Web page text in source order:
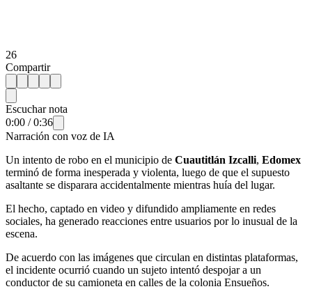
26
Compartir
Escuchar nota
0:00 /0:36
Narración con voz de IA
Un intento de robo en el municipio de Cuautitlán Izcalli, Edomex
terminó de forma inesperada y violenta, luego de que el supuesto
asaltante se disparara accidentalmente mientras huía del lugar.
El hecho, captado en video y difundido ampliamente en redes
sociales, ha generado reacciones entre usuarios por lo inusual de la
escena.
De acuerdo con las imágenes que circulan en distintas plataformas,
el incidente ocurrió cuando un sujeto intentó despojar a un
conductor de su camioneta en calles de la colonia Ensueños.